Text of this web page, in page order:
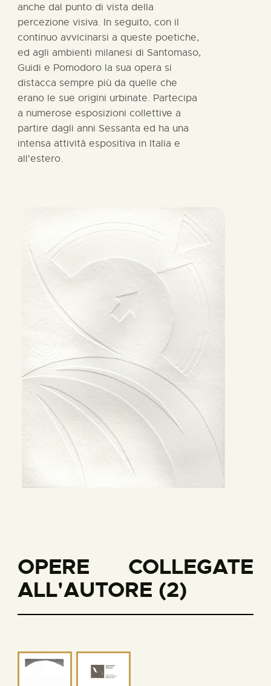
anche dal punto di vista della
percezione visiva. In seguito, con il
continuo avvicinarsi a queste poetiche,
ed agli ambienti milanesi di Santomaso,
Guidi e Pomodoro la sua opera si
distacca sempre più da quelle che
erano le sue origini urbinate. Partecipa
a numerose esposizioni collettive a
partire dagli anni Sessanta ed ha una
intensa attività espositiva in Italia e
all'estero.
OPERE COLLEGATE
ALL'AUTORE (2)